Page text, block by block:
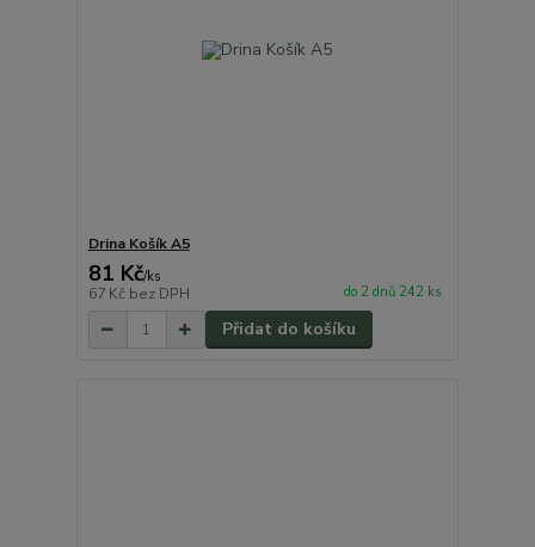
Drina Košík A5
81 Kč/ks
67 Kč bez DPH do 2 dnů 242 ks
Přidat do košíku